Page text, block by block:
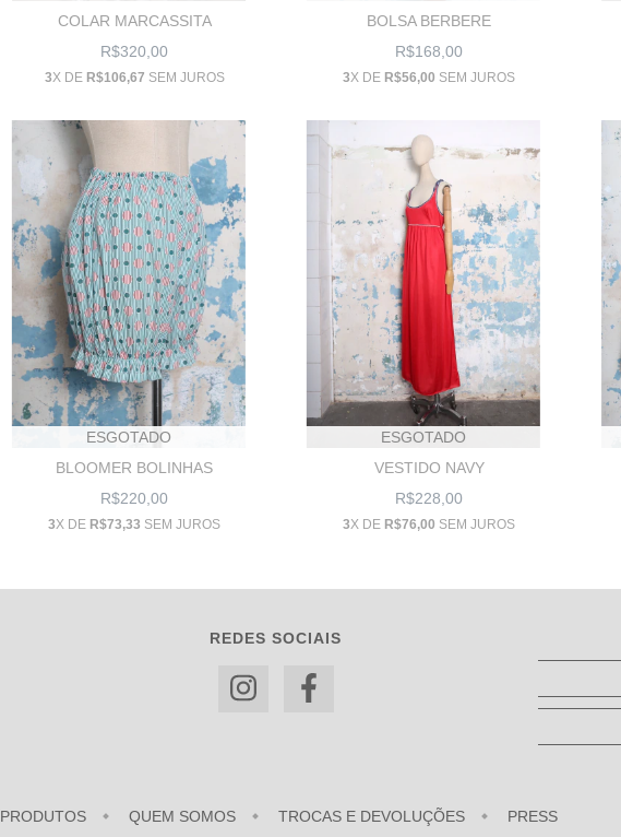
COLAR MARCASSITA
R$320,00
3X DE R$106,67 SEM JUROS
BOLSA BERBERE
R$168,00
3X DE R$56,00 SEM JUROS
ESGOTADO
BLOOMER BOLINHAS
R$220,00
3X DE R$73,33 SEM JUROS
ESGOTADO
VESTIDO NAVY
R$228,00
3X DE R$76,00 SEM JUROS
REDES SOCIAIS
PRODUTOS QUEM SOMOS TROCAS E DEVOLUÇÕES PRESS